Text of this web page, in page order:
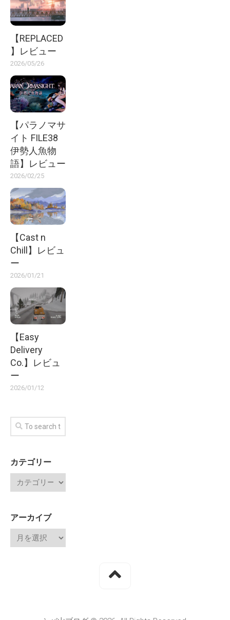
【REPLACED
】レビュー
2026/05/26
【パラノマサ
イト FILE38
伊勢人魚物
語】レビュー
2026/02/25
【Cast n
Chill】レビュ
ー
2026/01/21
【Easy
Delivery
Co.】レビュ
ー
2026/01/12
カテゴリー
アーカイブ